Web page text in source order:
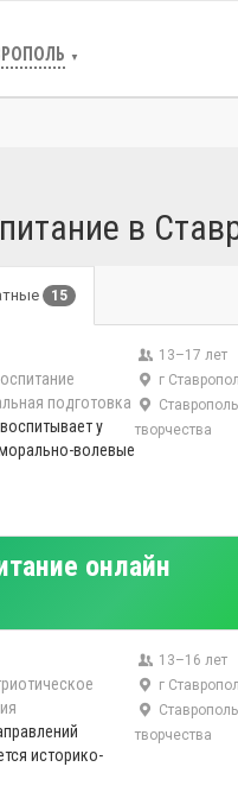
▼
в
15
подготовка
у
волевые
13–17 лет
г
творчества
онлайн
историко-
13–16 лет
г
творчества